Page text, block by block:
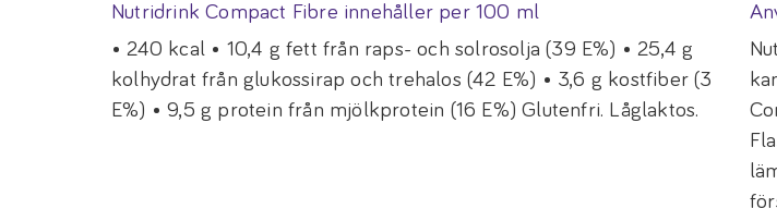
Nutridrink Compact Fibre innehåller per 100 ml
• 240 kcal • 10,4 g fett från raps- och solrosolja (39 E%) • 25,4 g
kolhydrat från glukossirap och trehalos (42 E%) • 3,6 g kostfiber (3
E%) • 9,5 g protein från mjölkprotein (16 E%) Glutenfri. Låglaktos.